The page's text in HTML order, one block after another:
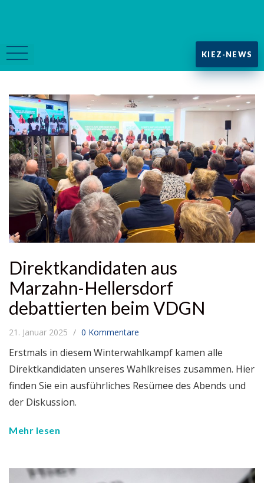
KIEZ-NEWS
Direktkandidaten aus
Marzahn-Hellersdorf
debattierten beim VDGN
21. Januar 2025 0 Kommentare
Erstmals in diesem Winterwahlkampf kamen alle
Direktkandidaten unseres Wahlkreises zusammen. Hier
finden Sie ein ausführliches Resümee des Abends und
der Diskussion.
Mehr lesen